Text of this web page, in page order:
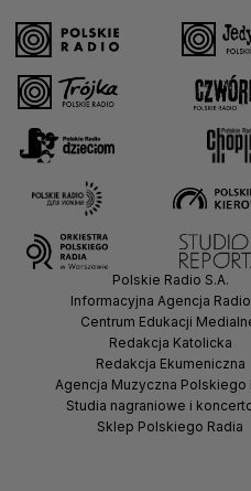
Polskie Radio S.A.
Informacyjna Agencja
Centrum Edukacji
Redakcja Katolicka
Redakcja Ekumeniczna
Agencja Muzyczna Polskiego
Studia nagraniowe i
Sklep Polskiego Radia